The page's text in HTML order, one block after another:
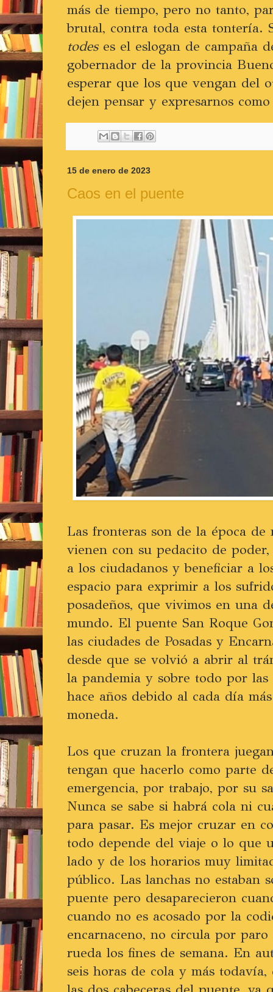
más de tiempo, pero no tanto,
brutal, contra toda esta tontería.
todeses el eslogan de campaña
gobernador de la provincia
esperar que los que vengan del
dejen pensar y expresarnos
15 de enero de 2023
Caos en el puente
Las fronteras son de la época
vienen con su pedacito de
a los ciudadanos y beneficiar a
espacio para exprimir a los
posadeños, que vivimos en una
mundo. El puente San Roque
las ciudades de Posadas y
desde que se volvió a abrir al
la pandemia y sobre todo por las
hace años debido al cada día
moneda.
Los que cruzan la frontera
tengan que hacerlo como parte
emergencia, por trabajo, por su
Nunca se sabe si habrá cola ni
para pasar. Es mejor cruzar en
todo depende del viaje o lo que
lado y de los horarios muy
público. Las lanchas no estaban
puente pero desaparecieron
cuando no es acosado por la
encarnaceno, no circula por
rueda los fines de semana. En
seis horas de cola y más